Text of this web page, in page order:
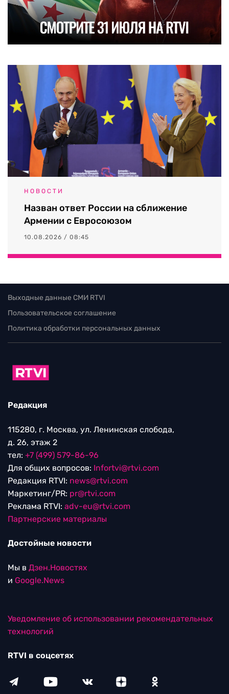
НОВОСТИ
Назван ответ России на сближение
Армении с Евросоюзом
10.08.2026 / 08:45
Выходные данные СМИ RTVI
Пользовательское соглашение
Политика обработки персональных данных
Редакция
115280, г. Москва, ул. Ленинская слобода,
д. 26, этаж 2
тел: +7 (499) 579-86-96
Для общих вопросов: Infortvi@rtvi.com
Редакция RTVI: news@rtvi.com
Маркетинг/PR: pr@rtvi.com
Реклама RTVI: adv-eu@rtvi.com
Партнерские материалы
Достойные новости
Мы в Дзен.Новостях
и Google.News
Уведомление об использовании рекомендательных
технологий
RTVI в соцсетях